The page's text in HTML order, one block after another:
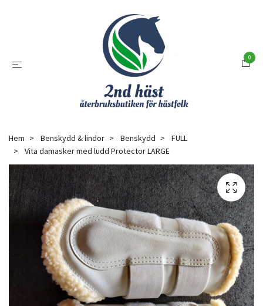
0
Hem Benskydd & lindor Benskydd
FULL
Vita damasker med ludd Protector LARGE